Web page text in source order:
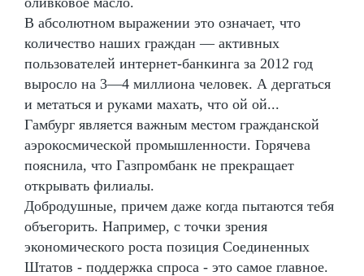
В абсолютном выражении это означает, что
количество наших граждан — активных
пользователей интернет-банкинга за 2012 год
выросло на 3—4 миллиона человек. А дергаться
и метаться и руками махать, что ой ой...
Гамбург является важным местом гражданской
аэрокосмической промышленности. Горячева
пояснила, что Газпромбанк не прекращает
открывать филиалы.
Добродушные, причем даже когда пытаются тебя
объегорить. Например, с точки зрения
экономического роста позиция Соединенных
Штатов - поддержка спроса - это самое главное.